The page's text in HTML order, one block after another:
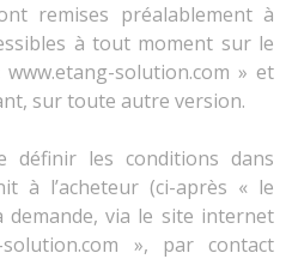
remises préalablement à
à tout moment sur le
solution.com » et
sur toute autre version.
les conditions dans
à l’acheteur (ci-après « le
via le site internet
solution.com », par contact